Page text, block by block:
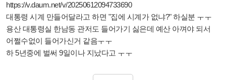
https://v.daum.net/v/20250612094733690
대통령 시계 만들어달라고 하면 "집에 시계가 없냐?" 하실분 ㅜㅜ
용산 대통령실 한남동 관저도 들어가기 싫은데 예산 아껴야 되서
어쩔수없이 들어가신거 같음ㅜㅜ
하 5년중에 벌써 9일이나 지났다고 ㅜㅜ